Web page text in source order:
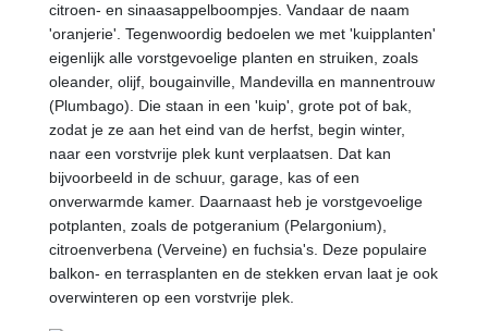
citroen- en sinaasappelboompjes. Vandaar de naam
'oranjerie'. Tegenwoordig bedoelen we met 'kuipplanten'
eigenlijk alle vorstgevoelige planten en struiken, zoals
oleander, olijf, bougainville, Mandevilla en mannentrouw
(Plumbago). Die staan in een 'kuip', grote pot of bak,
zodat je ze aan het eind van de herfst, begin winter,
naar een vorstvrije plek kunt verplaatsen. Dat kan
bijvoorbeeld in de schuur, garage, kas of een
onverwarmde kamer. Daarnaast heb je vorstgevoelige
potplanten, zoals de potgeranium (Pelargonium),
citroenverbena (Verveine) en fuchsia's. Deze populaire
balkon- en terrasplanten en de stekken ervan laat je ook
overwinteren op een vorstvrije plek.